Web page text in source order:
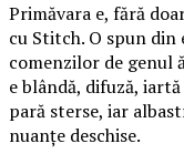
Primăvara e, fără
cu Stitch. O spun
comenzilor de genul
e blândă, difuză,
pară sterse, iar
nuanțe deschise.